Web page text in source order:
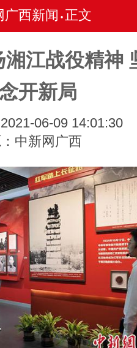
广西新闻 • 正文
江战役精神
开新局
06-09 14:01:30
中新网广西